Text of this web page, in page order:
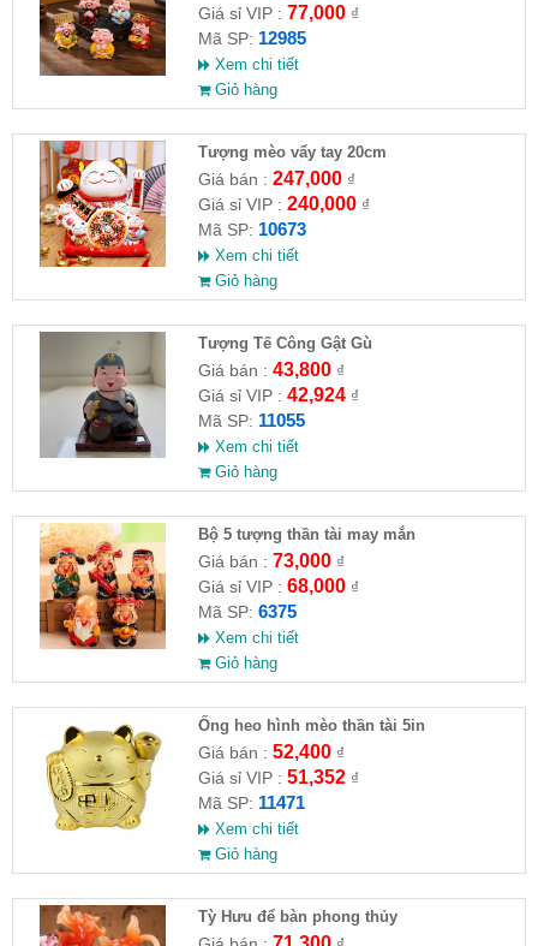
Giá sỉ VIP : 77,000₫
Mã SP: 12985
Xem chi tiết
Giỏ hàng
Tượng mèo vẩy tay 20cm
Giá bán : 247,000₫
Giá sỉ VIP : 240,000₫
Mã SP: 10673
Xem chi tiết
Giỏ hàng
Tượng Tế Công Gật Gù
Giá bán : 43,800₫
Giá sỉ VIP : 42,924₫
Mã SP: 11055
Xem chi tiết
Giỏ hàng
Bộ 5 tượng thần tài may mắn
Giá bán : 73,000₫
Giá sỉ VIP : 68,000₫
Mã SP: 6375
Xem chi tiết
Giỏ hàng
Ống heo hình mèo thần tài 5in
Giá bán : 52,400₫
Giá sỉ VIP : 51,352₫
Mã SP: 11471
Xem chi tiết
Giỏ hàng
Tỳ Hưu để bàn phong thủy